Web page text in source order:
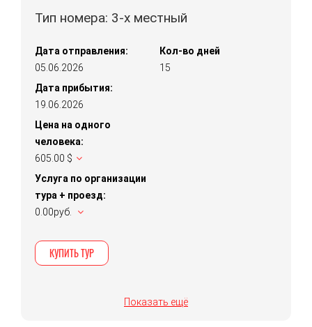
Тип номера: 3-х местный
Дата отправления:
05.06.2026
Кол-во дней
15
Дата прибытия:
19.06.2026
Цена на одного
человека:
605.00 $
Услуга по организации
тура + проезд:
0.00руб.
КУПИТЬ ТУР
Показать ещё